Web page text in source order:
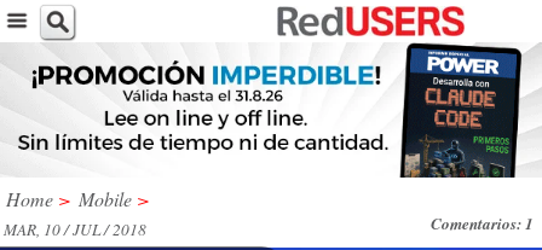
Home > Mobile >
Comentarios: 1
MAR, 10 / JUL / 2018